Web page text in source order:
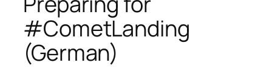
#CometLanding
(German)